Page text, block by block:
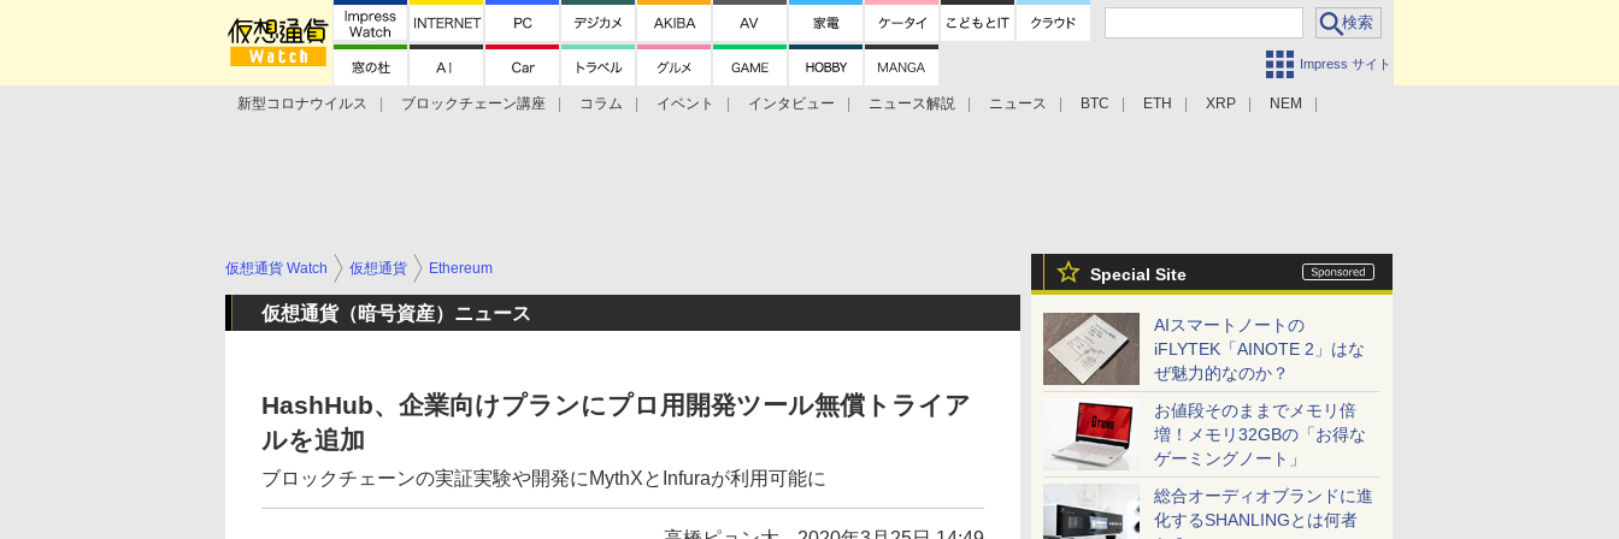
Impress サイト
新型コロナウイルス ブロックチェーン講座 コラム イベント インタビュー ニュース解説 ニュース BTC ETH XRP
NEM
Special Site
AIスマートノートの
iFLYTEK「AINOTE 2」はな
ぜ魅力的なのか？
お値段そのままでメモリ倍
増！メモリ32GBの「お得な
ゲーミングノート」
総合オーディオブランドに進
化するSHANLINGとは何者
仮想通貨 Watch 仮想通貨 Ethereum
仮想通貨（暗号資産）ニュース
HashHub、企業向けプランにプロ用開発ツール無償トライア
ルを追加
ブロックチェーンの実証実験や開発にMythXとInfuraが利用可能に